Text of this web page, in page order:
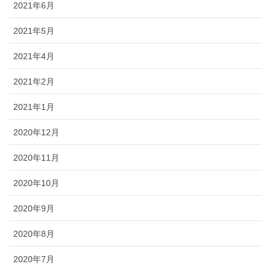
2021年6月
2021年5月
2021年4月
2021年2月
2021年1月
2020年12月
2020年11月
2020年10月
2020年9月
2020年8月
2020年7月